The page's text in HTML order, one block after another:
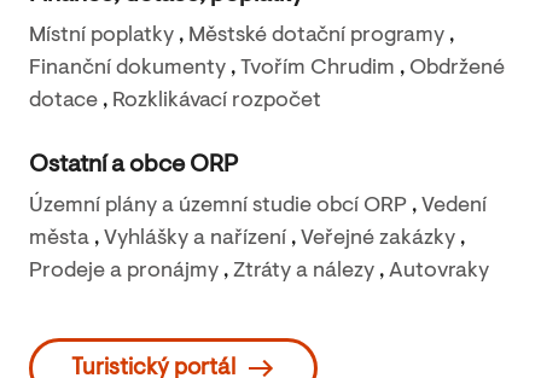
Místní poplatky , Městské dotační programy ,
Finanční dokumenty , Tvořím Chrudim , Obdržené
dotace , Rozklikávací rozpočet
Ostatní a obce ORP
Územní plány a územní studie obcí ORP , Vedení
města , Vyhlášky a nařízení , Veřejné zakázky ,
Prodeje a pronájmy , Ztráty a nálezy , Autovraky
Turistický portál